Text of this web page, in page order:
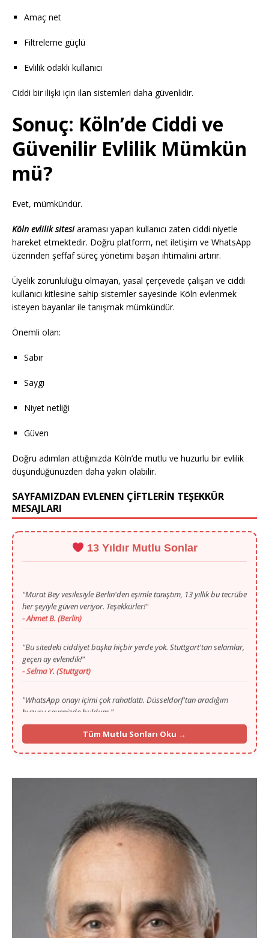
Amaç net
Filtreleme güçlü
Evlilik odaklı kullanıcı
Ciddi bir ilişki için ilan sistemleri daha güvenlidir.
Sonuç: Köln’de Ciddi ve
Güvenilir Evlilik Mümkün
mü?
Evet, mümkündür.
Köln evlilik sitesiaraması yapan kullanıcı zaten ciddi niyetle
hareket etmektedir. Doğru platform, net iletişim ve WhatsApp
üzerinden şeffaf süreç yönetimi başarı ihtimalini artırır.
Üyelik zorunluluğu olmayan, yasal çerçevede çalışan ve ciddi
kullanıcı kitlesine sahip sistemler sayesinde Köln evlenmek
isteyen bayanlar ile tanışmak mümkündür.
Önemli olan:
Sabır
Saygı
Niyet netliği
Güven
Doğru adımları attığınızda Köln’de mutlu ve huzurlu bir evlilik
düşündüğünüzden daha yakın olabilir.
SAYFAMIZDAN EVLENEN ÇİFTLERİN TEŞEKKÜR
MESAJLARI
13 Yıldır Mutlu Sonlar
- Ahmet B. (Berlin)
"Bu sitedeki ciddiyet başka hiçbir yerde yok. Stuttgart'tan selamlar,
- Selma Y. (Stuttgart)
"WhatsApp onayı içimi çok rahatlattı. Düsseldorf'tan aradığım
- Mustafa T. (Düsseldorf)
"Gurbette yalnızlık zordu ama Murat Bey'in ilgisi ve portalı
sayesinde Köln'den hayat arkadaşımı buldum."
- Fatma K. (Köln)
"Frankfurt'ta yaşıyorum, eşim de buradan. Vesile olduğunuz için
Allah razı olsun Murat Bey kardeşim."
- Caner A. (Frankfurt)
"Hamburg'un soğuğunda içimizi ısıtan bir yuva kurduk. Her şey için
çok teşekkür ederiz."
- Hülya S. (Hamburg)
Tüm Mutlu Sonları Oku →